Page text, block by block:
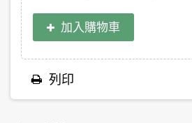
加入購物車
列印